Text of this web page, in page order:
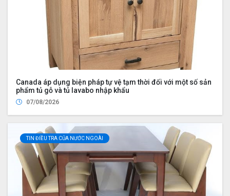
Canada áp dụng biện pháp tự vệ tạm thời đối với một số sản
phẩm tủ gỗ và tủ lavabo nhập khẩu
07/08/2026
TIN ĐIỀU TRA CỦA NƯỚC NGOÀI